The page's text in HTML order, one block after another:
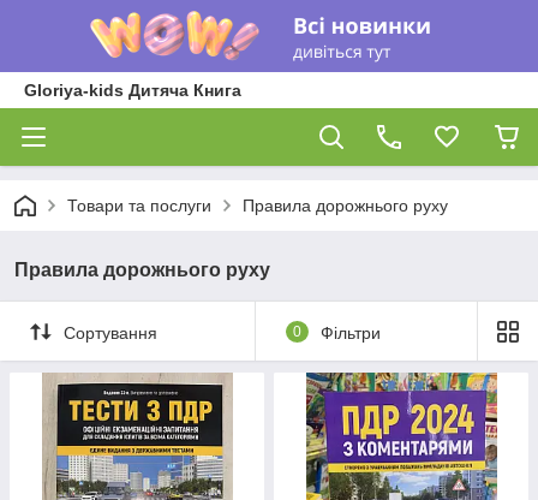
Gloriya-kids Дитяча Книга
Товари та послуги Правила дорожнього руху
Правила дорожнього руху
Сортування 0 Фільтри